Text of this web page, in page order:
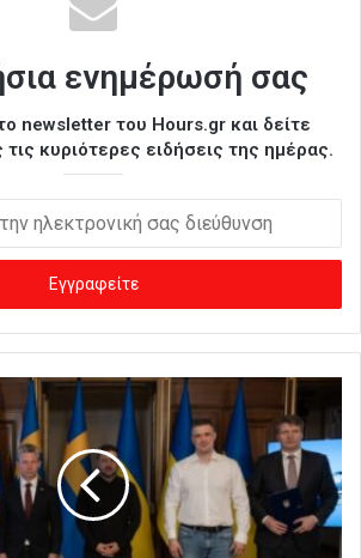
ενημέρωσή σας
newsletter του Hours.gr και δείτε
κυριότερες ειδήσεις της ημέρας.